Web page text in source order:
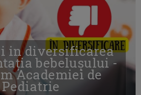
in diversificarea
bebelușului -
Academiei de
Pediatrie